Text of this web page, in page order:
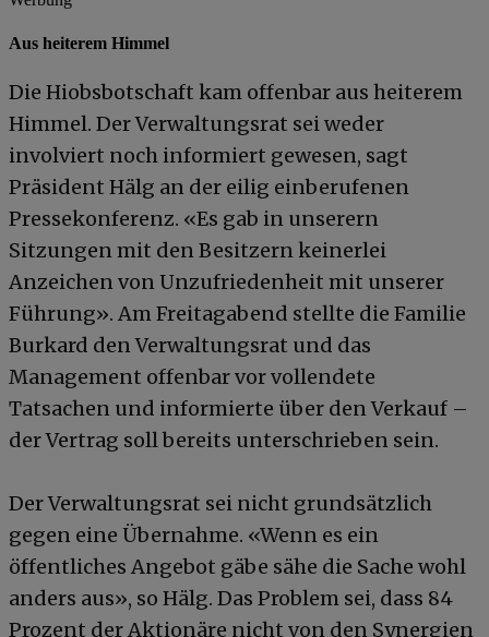
Aus heiterem Himmel
Die Hiobsbotschaft kam offenbar aus heiterem
Himmel. Der Verwaltungsrat sei weder
involviert noch informiert gewesen, sagt
Präsident Hälg an der eilig einberufenen
Pressekonferenz. «Es gab in unserern
Sitzungen mit den Besitzern keinerlei
Anzeichen von Unzufriedenheit mit unserer
Führung». Am Freitagabend stellte die Familie
Burkard den Verwaltungsrat und das
Management offenbar vor vollendete
Tatsachen und informierte über den Verkauf –
der Vertrag soll bereits unterschrieben sein.
Der Verwaltungsrat sei nicht grundsätzlich
gegen eine Übernahme. «Wenn es ein
öffentliches Angebot gäbe sähe die Sache wohl
anders aus», so Hälg. Das Problem sei, dass 84
Prozent der Aktionäre nicht von den Synergien